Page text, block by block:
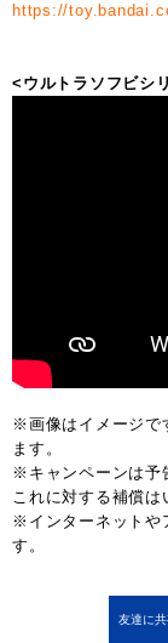
https://
<ウルトラソフビシ
※画像はイメージで
ます。
※キャンペーンは予
これに対する補償は
※インターネットや
す。
友達に